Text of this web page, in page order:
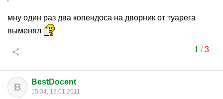
мну один раз два копендоса на дворник от туарега
выменял
1 /3
B BestDocent
15:34, 13.01.2011